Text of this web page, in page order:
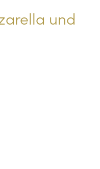
und